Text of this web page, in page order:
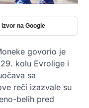
na Google
govorio je
kolu Evrolige i
sa
reči izazvale su
belih pred